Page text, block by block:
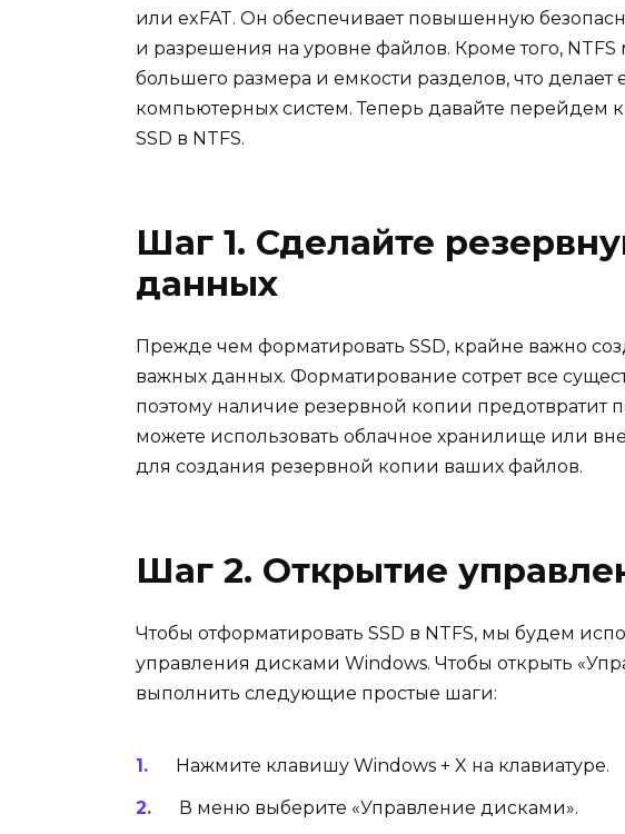
или exFAT. Он обеспечивает повышенную
и разрешения на уровне файлов. Кроме того,
большего размера и емкости разделов, что
компьютерных систем. Теперь давайте перейдем
SSD в NTFS.
Шаг 1. Сделайте
данных
Прежде чем форматировать SSD, крайне важно
важных данных. Форматирование сотрет все
поэтому наличие резервной копии
можете использовать облачное хранилище или
для создания резервной копии ваших файлов.
Шаг 2. Открытие
Чтобы отформатировать SSD в NTFS, мы будем
управления дисками Windows. Чтобы открыть
выполнить следующие простые шаги:
Нажмите клавишу Windows + X на клавиатуре.
В меню выберите «Управление дисками».